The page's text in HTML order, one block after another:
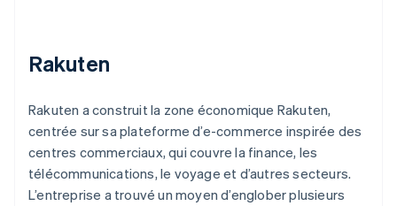
Rakuten
Rakuten a construit la zone économique Rakuten,
centrée sur sa plateforme d’e-commerce inspirée des
centres commerciaux, qui couvre la finance, les
télécommunications, le voyage et d’autres secteurs.
L’entreprise a trouvé un moyen d’englober plusieurs